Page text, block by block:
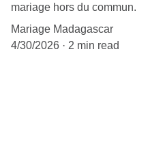
mariage hors du commun.
Mariage Madagascar
4/30/2026
2 min read